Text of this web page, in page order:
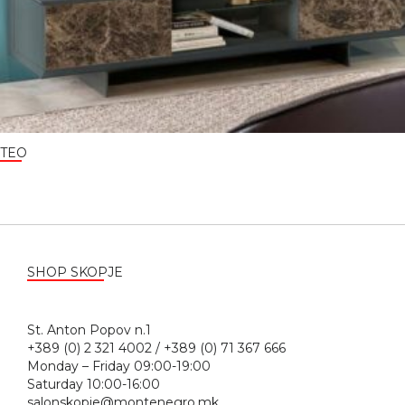
TEO
SHOP SKOPJE
St. Anton Popov n.1
+389 (0) 2 321 4002 / +389 (0) 71 367 666
Monday – Friday 09:00-19:00
Saturday 10:00-16:00